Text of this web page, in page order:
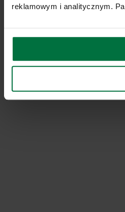
reklamowym i analitycznym.